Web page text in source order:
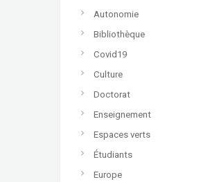
Autonomie
Bibliothèque
Covid19
Culture
Doctorat
Enseignement
Espaces verts
Étudiants
Europe